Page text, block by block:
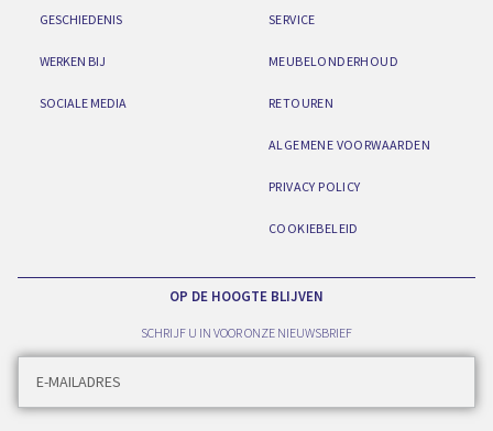
GESCHIEDENIS
WERKEN BIJ
SOCIALE MEDIA
SERVICE
MEUBELONDERHOUD
RETOUREN
ALGEMENE VOORWAARDEN
PRIVACY POLICY
COOKIEBELEID
OP DE HOOGTE BLIJVEN
SCHRIJF U IN VOOR ONZE NIEUWSBRIEF